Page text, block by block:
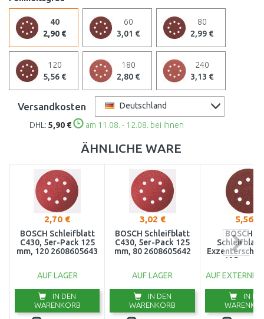
40
2,90 €
60
3,01 €
80
2,99 €
120
5,56 €
180
2,80 €
240
3,13 €
Versandkosten Deutschland
DHL: 5,90 € am 11.08. - 12.08. bei Ihnen
ÄHNLICHE WARE
2,70 €
BOSCH Schleifblatt
C430, 5er-Pack 125
mm, 120 2608605643
AUF LAGER
IN DEN
WARENKORB
3,02 €
BOSCH Schleifblatt
C430, 5er-Pack 125
mm, 80 2608605642
AUF LAGER
IN DEN
WARENKORB
5,56 €
BOSCH
125 mm,
AUF
IN